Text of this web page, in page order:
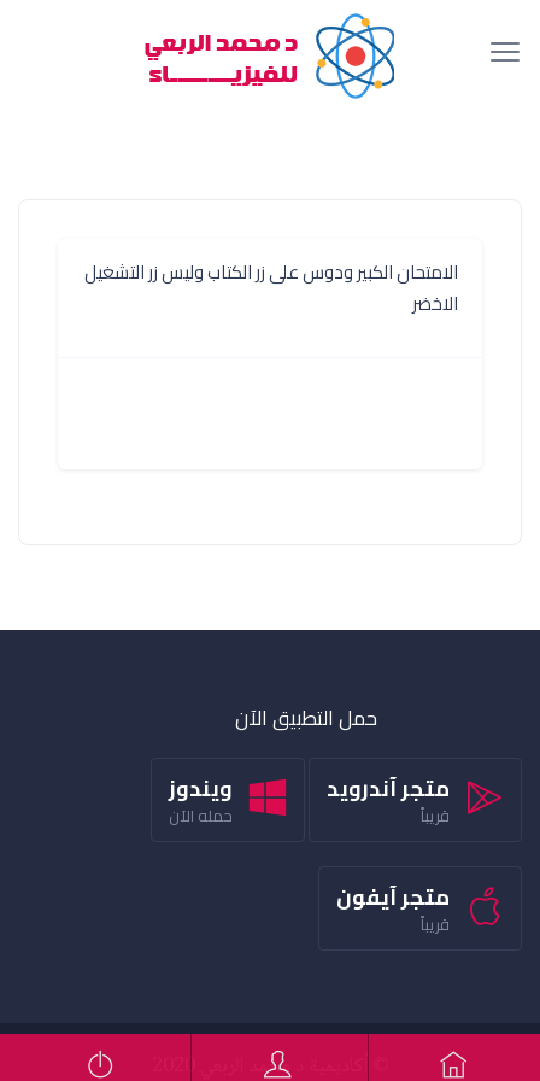
الامتحان الكبير ودوس على زر الكتاب وليس زر التشغيل
الاخضر
حمل التطبيق الآن
متجر آندرويد
قريباً
ويندوز
حمله الآن
متجر آيفون
قريباً
© أكاديمية د محمد الربعي 2020